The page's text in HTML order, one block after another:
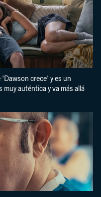
crece' y es un
muy auténtica y va más allá